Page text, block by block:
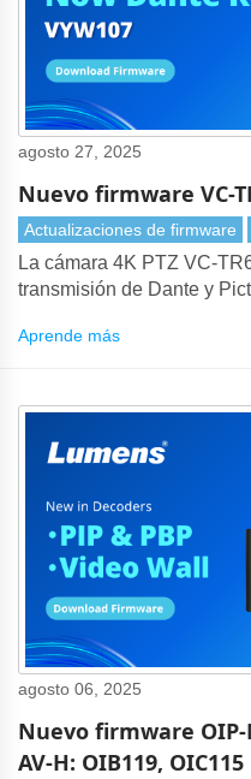
agosto 27, 2025
Nuevo firmware VC-
Actualizaciones de firmware
La cámara 4K PTZ VC-
transmisión de Dante y
Aprende más
agosto 06, 2025
Nuevo firmware OIP-
AV-H: OIB119, OIC115